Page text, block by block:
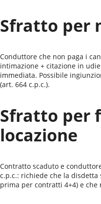
Sfratto per
Conduttore che non paga i
intimazione + citazione in
immediata. Possibile
(art. 664 c.p.c.).
Sfratto per
locazione
Contratto scaduto e
c.p.c.: richiede che la
prima per contratti 4+4) e